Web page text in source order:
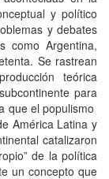
y político
y debates
como Argentina,
Se rastrean
teórica
para
que el populismo
América Latina y
catalizaron
de la política
un concepto que